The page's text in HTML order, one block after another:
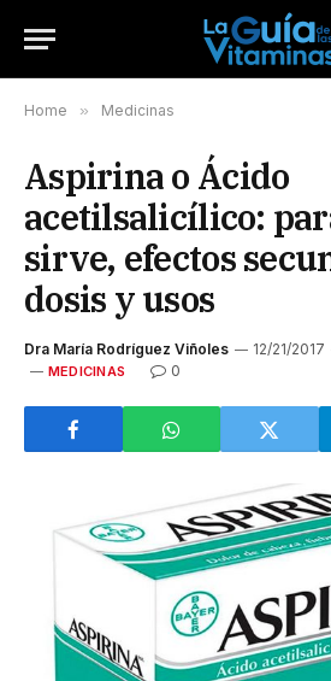
Home » Medicinas
Aspirina o Ácido
acetilsalicílico:
sirve, efectos
dosis y usos
Dra María Rodríguez Viñoles 12/21/2017
MEDICINAS 0